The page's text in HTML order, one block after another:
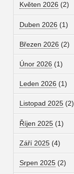
Květen 2026 (2)
Duben 2026 (1)
Březen 2026 (2)
Únor 2026 (1)
Leden 2026 (1)
Listopad 2025(2)
Říjen 2025(1)
Září 2025(4)
Srpen 2025(2)